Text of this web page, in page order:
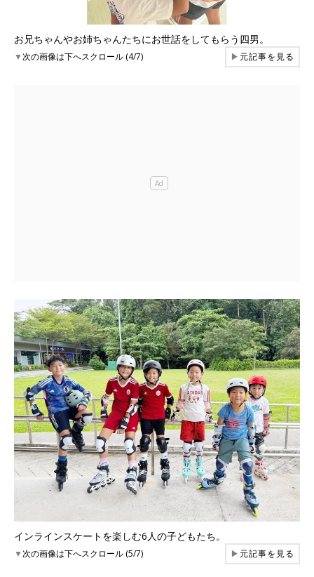
お兄ちゃんやお姉ちゃんたちにお世話をしてもらう四男。
▼次の画像は下へスクロール (4/7) ▶元記事を見る
インラインスケートを楽しむ6人の子どもたち。
▼次の画像は下へスクロール (5/7) ▶元記事を見る